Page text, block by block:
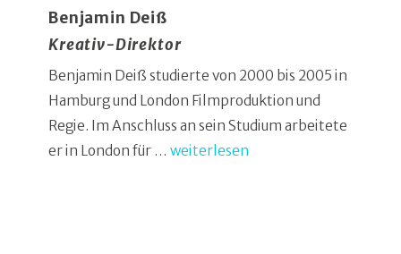
Benjamin Deiß
Kreativ-Direktor
Benjamin Deiß studierte von 2000 bis 2005 in
Hamburg und London Filmproduktion und
Regie. Im Anschluss an sein Studium arbeitete
er in London für … weiterlesen